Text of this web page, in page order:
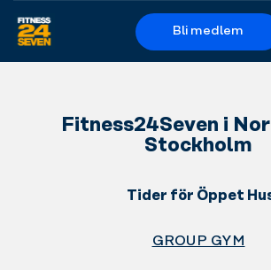
Logo
Bli medlem
Fitness24Seven i
Stockholm
Tider för Öppet
GROUP GYM